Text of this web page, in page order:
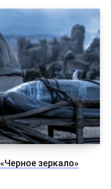
зеркало»